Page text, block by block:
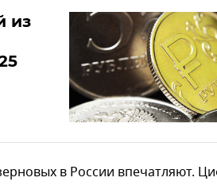
из
в России впечатляют.